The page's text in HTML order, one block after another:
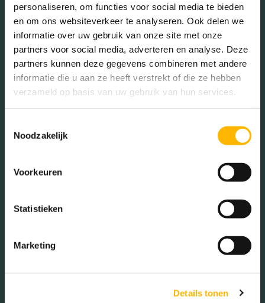
personaliseren, om functies voor social media te bieden
en om ons websiteverkeer te analyseren. Ook delen we
informatie over uw gebruik van onze site met onze
partners voor social media, adverteren en analyse. Deze
partners kunnen deze gegevens combineren met andere
informatie die u aan ze heeft verstrekt of die ze hebben
verzameld op basis van uw gebruik van hun services.
Noodzakelijk
Voorkeuren
Statistieken
Marketing
Details tonen
Geslacht
Mannen (49.38%)
Vrouwen (50.62%)
Éénpersoons huishoudens
Woningen koop / huur